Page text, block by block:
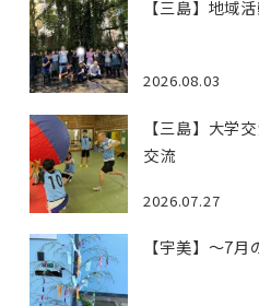
【三島】地域
2026.08.03
【三島】大学
交流
2026.07.27
【宇美】～7